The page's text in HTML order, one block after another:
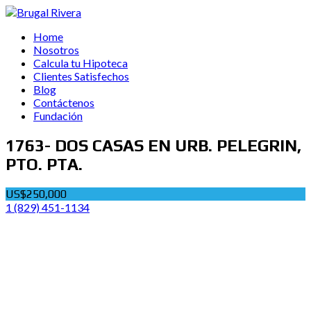
Home
Nosotros
Calcula tu Hipoteca
Clientes Satisfechos
Blog
Contáctenos
Fundación
1763- DOS CASAS EN URB. PELEGRIN,
PTO. PTA.
US$250,000
1 (829) 451-1134